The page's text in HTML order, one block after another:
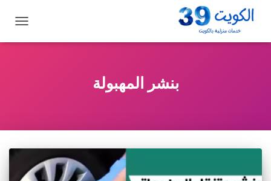
التنقل
بنشر المهبولة